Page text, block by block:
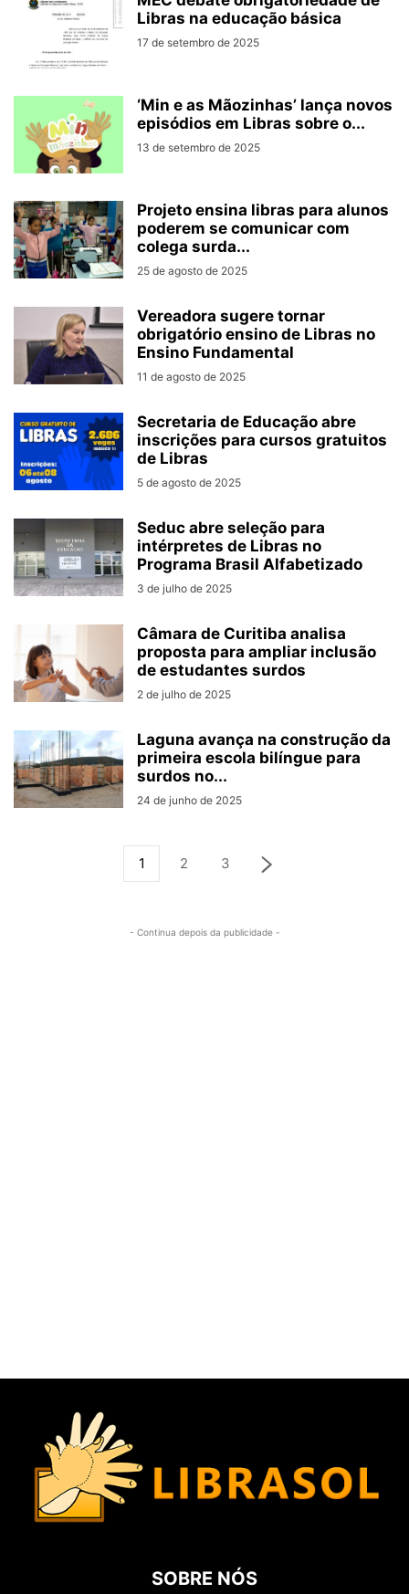
Libras na educação básica
17 de setembro de 2025
‘Min e as Mãozinhas’ lança novos
episódios em Libras sobre o...
13 de setembro de 2025
Projeto ensina libras para alunos
poderem se comunicar com
colega surda...
25 de agosto de 2025
Vereadora sugere tornar
obrigatório ensino de Libras no
Ensino Fundamental
11 de agosto de 2025
Secretaria de Educação abre
inscrições para cursos gratuitos
de Libras
5 de agosto de 2025
Seduc abre seleção para
intérpretes de Libras no
Programa Brasil Alfabetizado
3 de julho de 2025
Câmara de Curitiba analisa
proposta para ampliar inclusão
de estudantes surdos
2 de julho de 2025
Laguna avança na construção da
primeira escola bilíngue para
surdos no...
24 de junho de 2025
1 2 3
- Continua depois da publicidade -
SOBRE NÓS